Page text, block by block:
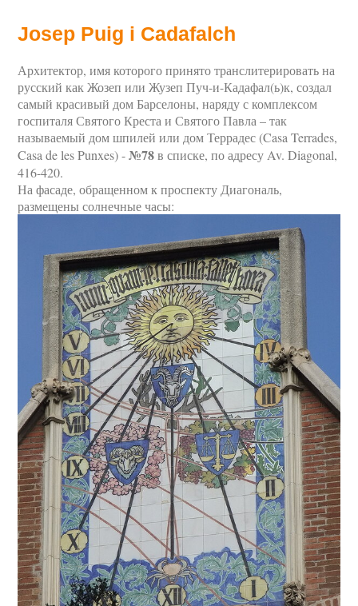
Josep Puig i Cadafalch
Архитектор, имя которого принято транслитерировать на
русский как Жозеп или Жузеп Пуч-и-Кадафал(ь)к, создал
самый красивый дом Барселоны, наряду с комплексом
госпиталя Святого Креста и Святого Павла – так
называемый дом шпилей или дом Террадес (Casa Terrades,
Casa de les Punxes) -№78в списке, по адресу Av. Diagonal,
416-420.
На фасаде, обращенном к проспекту Диагональ,
размещены солнечные часы: